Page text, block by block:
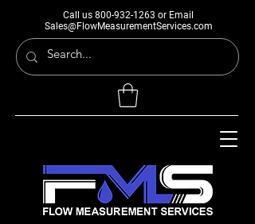
Call us 800-932-1263 or Email
Sales@FlowMeasurementServices.com